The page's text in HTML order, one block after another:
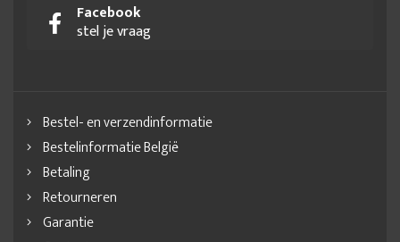
Facebook
stel je vraag
Bestel- en verzendinformatie
Bestelinformatie België
Betaling
Retourneren
Garantie